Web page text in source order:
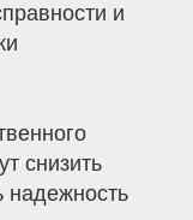
и
снизить
надежность